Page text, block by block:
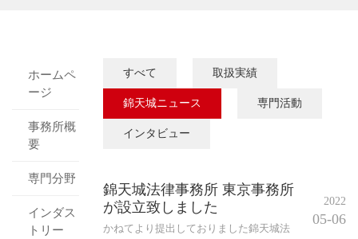
ホームペ
ージ
事務所概
要
専門分野
インダス
トリー
すべて 取扱実績
錦天城ニュース 専門活動
インタビュー
錦天城法律事務所 東京事務所
が設立致しました
かねてより提出しておりました錦天城法
2022
05-06